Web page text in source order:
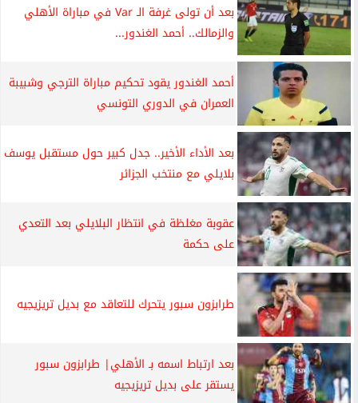
بعد أن تولى غرفة الـ Var في مباراة الأهلي
والزمالك.. أحمد الغندور...
أحمد الغندور يقود تحكيم مباراة الترجي وشبيبة
العمران في الدوري التونسي
بعد الأداء الأخير.. جدل كبير حول مستقبل يوسف
بلايلي مع منتخب الجزائر
عقوبة مغلظة في انتظار البلايلي بعد التعدي
على حكمة
طرابزون سبور يتحرك للتعاقد مع بديل تريزيجيه
بعد ارتباط اسمه بـ الأهلي| طرابزون سبور
يستقر على بديل تريزيجيه